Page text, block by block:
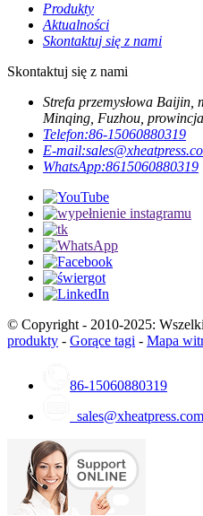
Produkty
Aktualności
Skontaktuj się z nami
Skontaktuj się z nami
Strefa przemysłowa Baijin,
Minqing, Fuzhou,
Telefon:86-15060880319
E-mail:
WhatsApp:8615060880319
© Copyright - 2010-2025:
produkty - Gorące tagi - Mapa
86-15060880319
sales@xheatpress.com